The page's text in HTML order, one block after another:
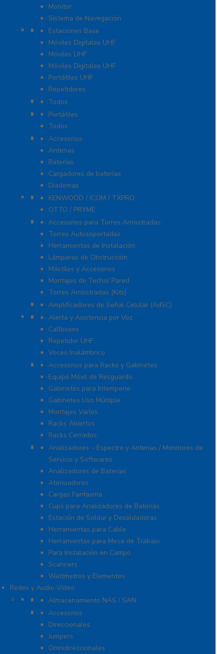
Monitor
Sistema de Navegación
Radios Comerciales ICOM / KENWOOD
Estaciones Base
Móviles Digitales UHF
Móviles UHF
Móviles Digitales UHF
Portátiles UHF
Repetidores
Radios ICOM WiFi
Todos
Radios Marinos
Portátiles
Todos
Accesorios para KENWOOD
Accesorios
Antenas
Baterías
Cargadores de baterías
Diademas
Refacciones
KENWOOD / ICOM / TXPRO
OTTO / PRYME
Torres y Mástiles
Accesorios para Torres Arriostradas
Torres Autosoportadas
Herramientas de Instalación
Lámparas de Obstrucción
Mástiles y Accesorios
Montajes de Techo/ Pared
Torres Arriostradas (Kits)
Cobertura para Celular 4G LTE, 3G y Voz
Amplificadores de Señal Celular (AdSC)
Soluciones RITRON
Alerta y Asistencia por Voz
Callboxes
Repetidor UHF
Voceo Inalámbrico
Racks y Gabinetes
Accesorios para Racks y Gabinetes
Equipo Móvil de Resguardo
Gabinetes para Intemperie
Gabinetes Uso Múltiple
Montajes Varios
Racks Abiertos
Racks Cerrados
Equipo de Laboratorio
Analizadores – Espectro y Antenas / Monitores de
Servicio y Softwares
Analizadores de Baterías
Atenuadores
Cargas Fantasma
Cups para Analizadores de Baterías
Estación de Soldar y Desoldadoras
Herramientas para Cable
Herramientas para Mesa de Trabajo
Para Instalación en Campo
Scanners
Wattmetros y Elementos
Redes y Audio-Video
Almacenamiento NAS / SAN y Servidores
Almacenamiento NAS / SAN
Antenas
Accesorios
Direccionales
Jumpers
Omnidireccionales